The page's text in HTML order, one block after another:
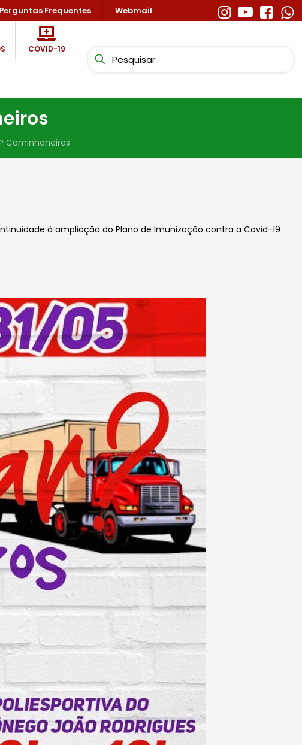
Perguntas Frequentes Webmail
COVID-19
Caminhoneiros
à ampliação do Plano de Imunização contra a Covid-19